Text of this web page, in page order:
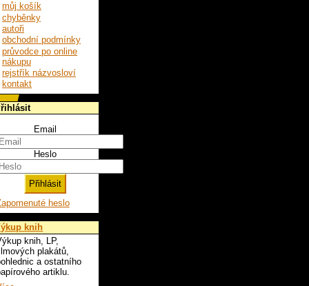
můj košík
chyběnky
autoři
obchodní podmínky
průvodce po online
nákupu
rejstřík názvosloví
kontakt
Email
Heslo
heslo
knih
knih, LP,
plakátů,
a ostatního
artiklu.